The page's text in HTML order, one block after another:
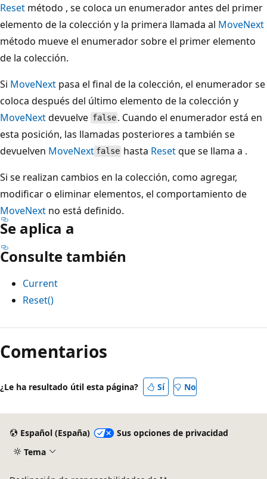
Reset método , se coloca un enumerador antes del primer
elemento de la colección y la primera llamada al MoveNext
método mueve el enumerador sobre el primer elemento
de la colección.
Si MoveNext pasa el final de la colección, el enumerador se
coloca después del último elemento de la colección y
MoveNextdevuelve false . Cuando el enumerador está en
esta posición, las llamadas posteriores a también se
devuelven MoveNext false hasta Resetque se llama a .
Si se realizan cambios en la colección, como agregar,
modificar o eliminar elementos, el comportamiento de
MoveNext no está definido.
Se aplica a
Consulte también
Current
Reset()
Modo
de
lectura
Comentarios
¿Le ha resultado útil esta página? Sí No
Español (España)
Sus opciones de privacidad
Tema